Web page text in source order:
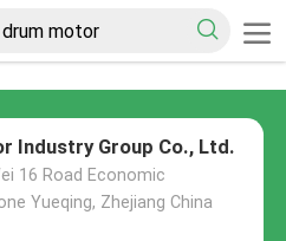
Industry Group Co., Ltd.
16 Road Economic
Yueqing, Zhejiang China